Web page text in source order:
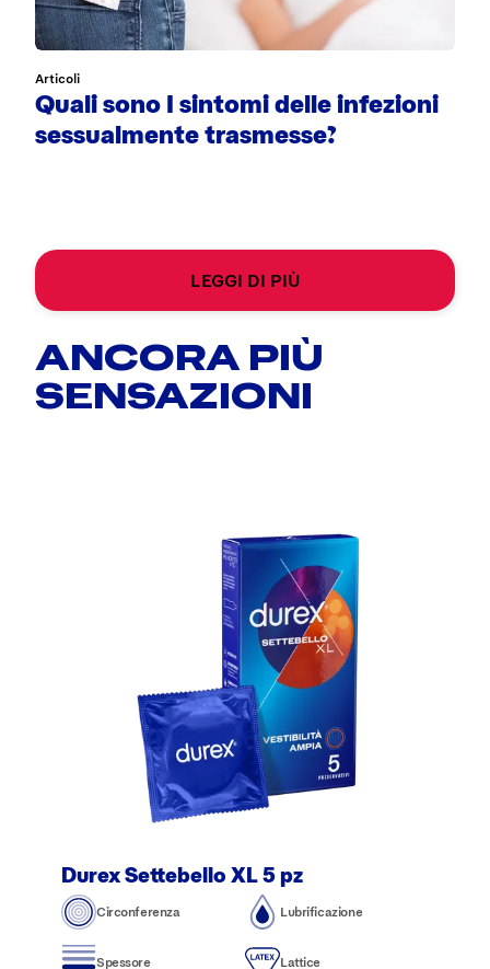
Articoli
Quali sono I sintomi delle infezioni
sessualmente trasmesse?
LEGGI DI PIÙ
ANCORA PIÙ
SENSAZIONI
Durex Settebello XL 5 pz
Circonferenza Lubrificazione
Spessore Lattice